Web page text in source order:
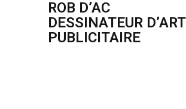
ROB D’AC
DESSINATEUR D’ART
PUBLICITAIRE